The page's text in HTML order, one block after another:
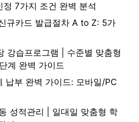
정 7가지 조건 완벽 분석
규카드 발급절차 A to Z: 5가
강습프로그램 | 수준별 맞춤형
계 완벽 가이드
납부 완벽 가이드: 모바일/PC
성적관리 | 일대일 맞춤형 학